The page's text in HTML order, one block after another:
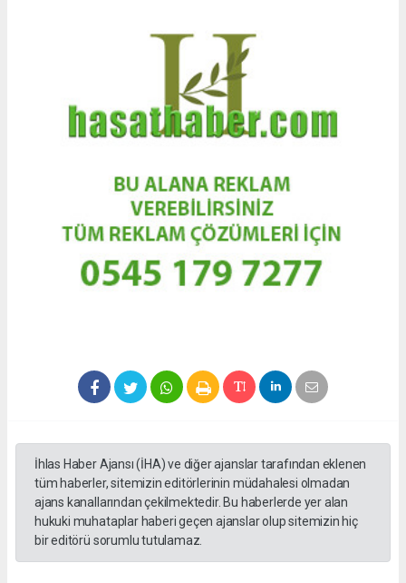
İhlas Haber Ajansı (İHA) ve diğer ajanslar tarafından eklenen
tüm haberler, sitemizin editörlerinin müdahalesi olmadan
ajans kanallarından çekilmektedir. Bu haberlerde yer alan
hukuki muhataplar haberi geçen ajanslar olup sitemizin hiç
bir editörü sorumlu tutulamaz.